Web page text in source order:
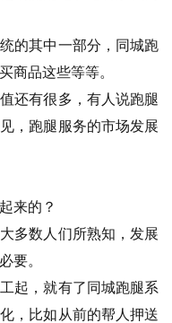
的其中一部分，同城跑
商品这些等等。
还有很多，有人说跑腿
，跑腿服务的市场发展
来的？
多数人们所熟知，发展
要。
起，就有了同城跑腿系
，比如从前的帮人押送